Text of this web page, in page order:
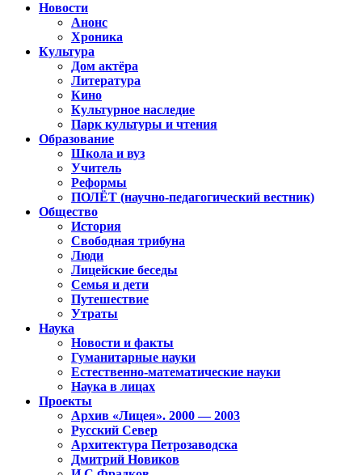
Новости
Анонс
Хроника
Культура
Дом актёра
Литература
Кино
Культурное наследие
Парк культуры и чтения
Образование
Школа и вуз
Учитель
Реформы
ПОЛЁТ (научно-педагогический вестник)
Общество
История
Свободная трибуна
Люди
Лицейские беседы
Семья и дети
Путешествие
Утраты
Наука
Новости и факты
Гуманитарные науки
Естественно-математические науки
Наука в лицах
Проекты
Архив «Лицея». 2000 — 2003
Русский Север
Архитектура Петрозаводска
Дмитрий Новиков